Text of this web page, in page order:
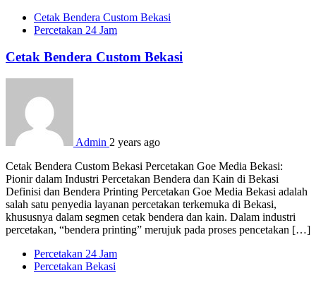
Cetak Bendera Custom Bekasi
Percetakan 24 Jam
Cetak Bendera Custom Bekasi
Admin 2 years ago
Cetak Bendera Custom Bekasi Percetakan Goe Media Bekasi:
Pionir dalam Industri Percetakan Bendera dan Kain di Bekasi
Definisi dan Bendera Printing Percetakan Goe Media Bekasi adalah
salah satu penyedia layanan percetakan terkemuka di Bekasi,
khususnya dalam segmen cetak bendera dan kain. Dalam industri
percetakan, “bendera printing” merujuk pada proses pencetakan […]
Percetakan 24 Jam
Percetakan Bekasi